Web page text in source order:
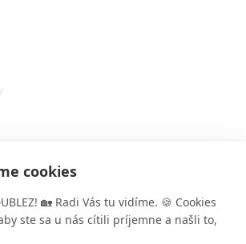
cookies
🏡 Radi Vás tu vidíme. 🍪 Cookies
ste sa u nás cítili príjemne a našli to,